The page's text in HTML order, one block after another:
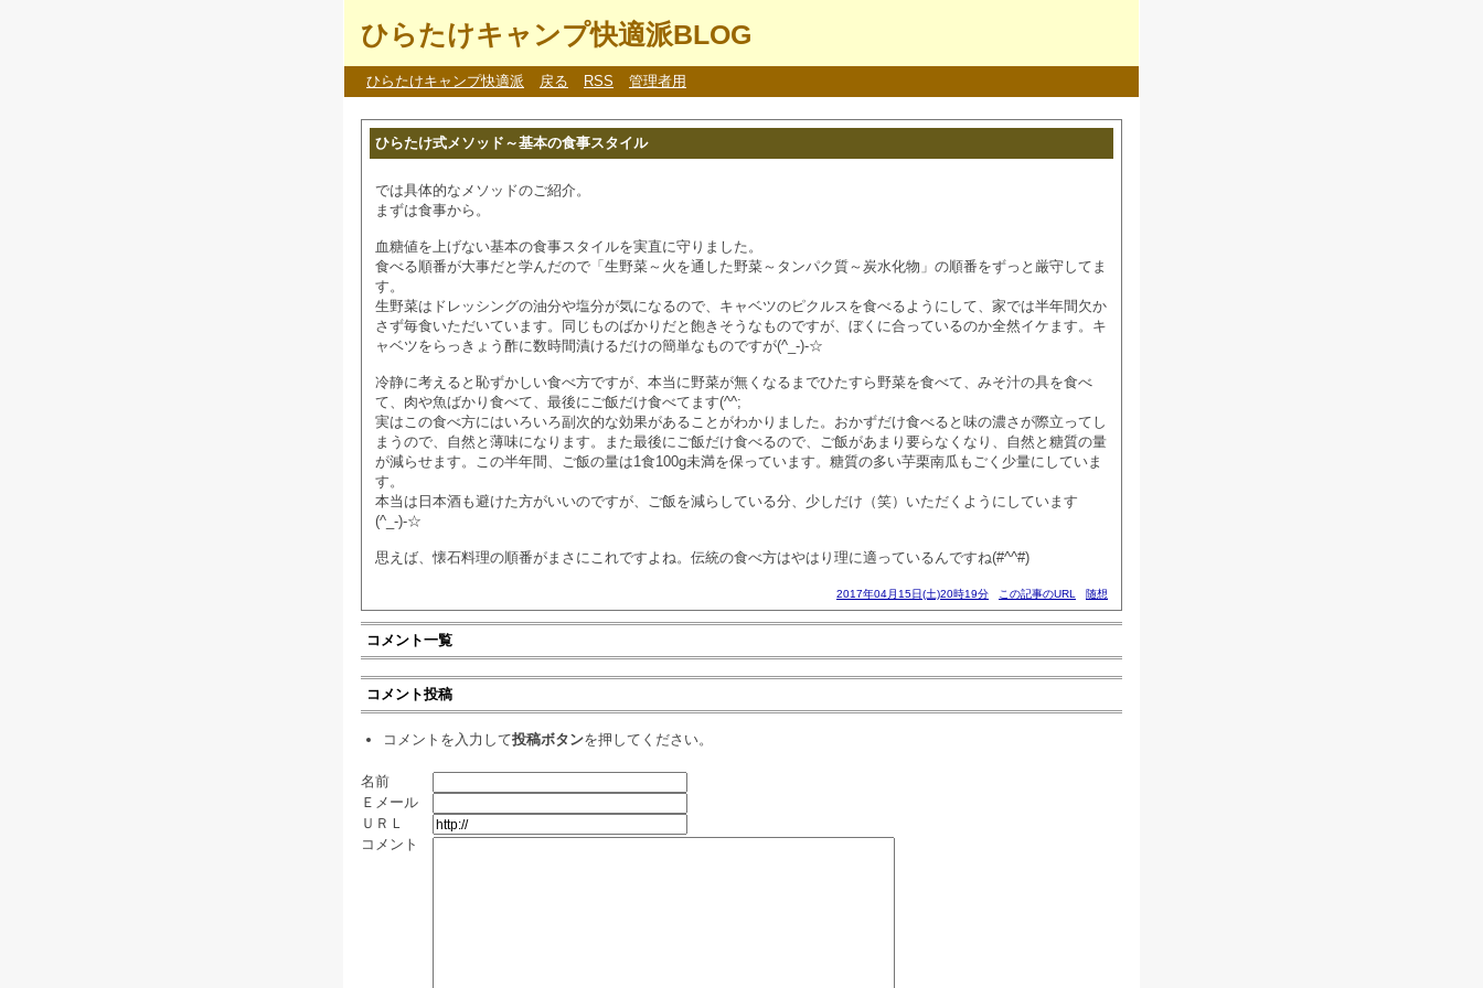
ひらたけキャンプ快適派BLOG
ひらたけキャンプ快適派 戻る RSS 管理者用
ひらたけ式メソッド～基本の食事スタイル
では具体的なメソッドのご紹介。
まずは食事から。
血糖値を上げない基本の食事スタイルを実直に守りました。
食べる順番が大事だと学んだので「生野菜～火を通した野菜～タンパク質～炭水化物」の順番をずっと厳守してま
す。
生野菜はドレッシングの油分や塩分が気になるので、キャベツのピクルスを食べるようにして、家では半年間欠か
さず毎食いただいています。同じものばかりだと飽きそうなものですが、ぼくに合っているのか全然イケます。キ
ャベツをらっきょう酢に数時間漬けるだけの簡単なものですが(^_-)-☆
冷静に考えると恥ずかしい食べ方ですが、本当に野菜が無くなるまでひたすら野菜を食べて、みそ汁の具を食べ
て、肉や魚ばかり食べて、最後にご飯だけ食べてます(^^;
実はこの食べ方にはいろいろ副次的な効果があることがわかりました。おかずだけ食べると味の濃さが際立ってし
まうので、自然と薄味になります。また最後にご飯だけ食べるので、ご飯があまり要らなくなり、自然と糖質の量
が減らせます。この半年間、ご飯の量は1食100g未満を保っています。糖質の多い芋栗南瓜もごく少量にしていま
す。
本当は日本酒も避けた方がいいのですが、ご飯を減らしている分、少しだけ（笑）いただくようにしています
(^_-)-☆
思えば、懐石料理の順番がまさにこれですよね。伝統の食べ方はやはり理に適っているんですね(#^^#)
2017年04月15日(土)20時19分 この記事のURL 随想
コメント一覧
コメント投稿
コメントを入力して投稿ボタンを押してください。
名前
Ｅメール
ＵＲＬ
コメント